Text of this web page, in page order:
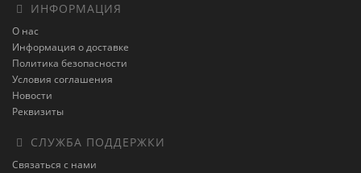
ИНФОРМАЦИЯ
О нас
Информация о доставке
Политика безопасности
Условия соглашения
Новости
Реквизиты
СЛУЖБА ПОДДЕРЖКИ
Связаться с нами